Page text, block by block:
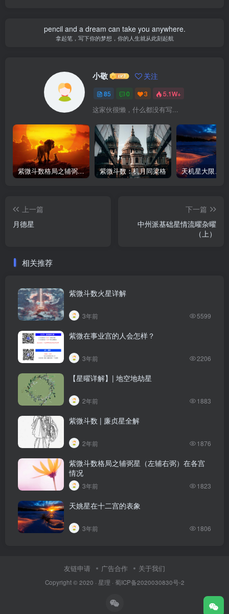
pencil and a dream can take you anywhere.
拿起笔，写下你的梦想，你的人生就从此刻起航
小敬 关注
85 0 3 5.1W+
这家伙很懒，什么都没有写...
紫微斗数格局之辅弼星（左辅右弼）在各宫情况 紫微斗数：机月同梁格 天机星大限、
上一篇
月德星
下一篇
中州派基础星情流曜杂曜
（上）
相关推荐
紫微斗数火星详解
3年前 5599
紫微在事业宫的人会怎样？
3年前 2206
【星曜详解】| 地空地劫星
2年前 1883
紫微斗数 | 廉贞星全解
2年前 1876
紫微斗数格局之辅弼星（左辅右弼）在各宫
情况
3年前 1823
天姚星在十二宫的表象
3年前 1806
友链申请 广告合作 关于我们
Copyright © 2020 · 星理 · 蜀ICP备2020030830号-2